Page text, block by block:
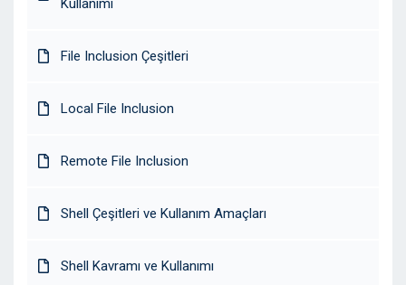
Kullanımı
File Inclusion Çeşitleri
Local File Inclusion
Remote File Inclusion
Shell Çeşitleri ve Kullanım Amaçları
Shell Kavramı ve Kullanımı